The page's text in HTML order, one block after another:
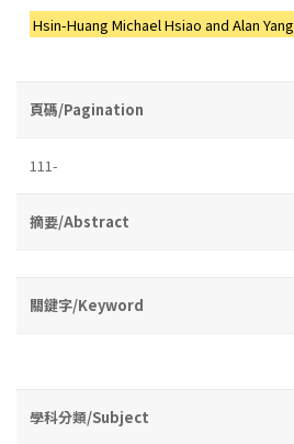
Hsin-Huang Michael Hsiao and Alan Yang
頁碼/Pagination
111-
摘要/Abstract
關鍵字/Keyword
學科分類/Subject